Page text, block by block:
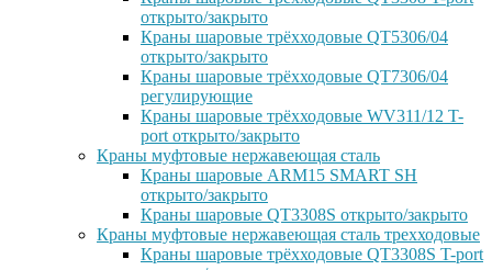
открыто/закрыто
Краны шаровые трёхходовые QT5306/04
открыто/закрыто
Краны шаровые трёхходовые QT7306/04
регулирующие
Краны шаровые трёхходовые WV311/12 T-
port открыто/закрыто
Краны муфтовые нержавеющая сталь
Краны шаровые ARM15 SMART SH
открыто/закрыто
Краны шаровые QT3308S открыто/закрыто
Краны муфтовые нержавеющая сталь трехходовые
Краны шаровые трёхходовые QT3308S T-port